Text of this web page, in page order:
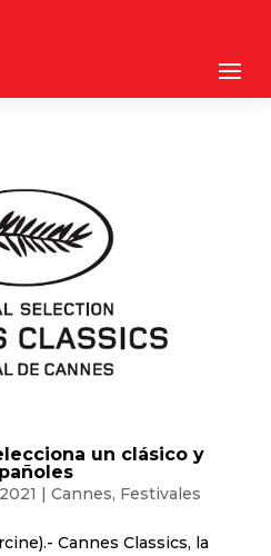
un clásico y
| Cannes, Festivales
Cannes Classics, la